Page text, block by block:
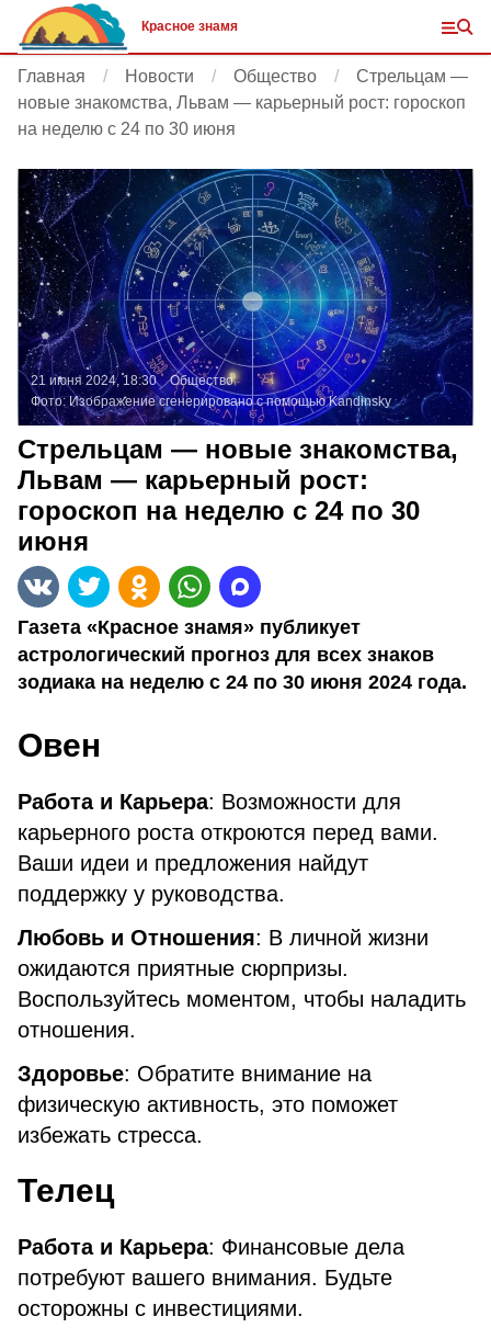
Красное знамя
Главная Новости Общество
Стрельцам —
новые знакомства, Львам — карьерный рост: гороскоп
на неделю с 24 по 30 июня
21 июня 2024, 18:30
Общество
Фото:Изображение сгенерировано с помощью Kandinsky
Стрельцам — новые знакомства,
Львам — карьерный рост:
гороскоп на неделю с 24 по 30
июня
Газета «Красное знамя» публикует
астрологический прогноз для всех знаков
зодиака на неделю с 24 по 30 июня 2024 года.
Овен
Работа и Карьера: Возможности для
карьерного роста откроются перед вами.
Ваши идеи и предложения найдут
поддержку у руководства.
Любовь и Отношения: В личной жизни
ожидаются приятные сюрпризы.
Воспользуйтесь моментом, чтобы наладить
отношения.
Здоровье: Обратите внимание на
физическую активность, это поможет
избежать стресса.
Телец
Работа и Карьера: Финансовые дела
потребуют вашего внимания. Будьте
осторожны с инвестициями.